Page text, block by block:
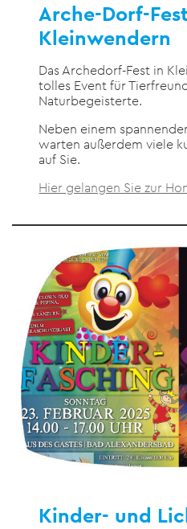
Arche-Dorf-
Kleinwendern
Das Archedorf-Fest in
tolles Event für
Naturbegeisterte.
Neben einem
warten außerdem viele
auf Sie.
Hier gelangen Sie zur
Kinder- und